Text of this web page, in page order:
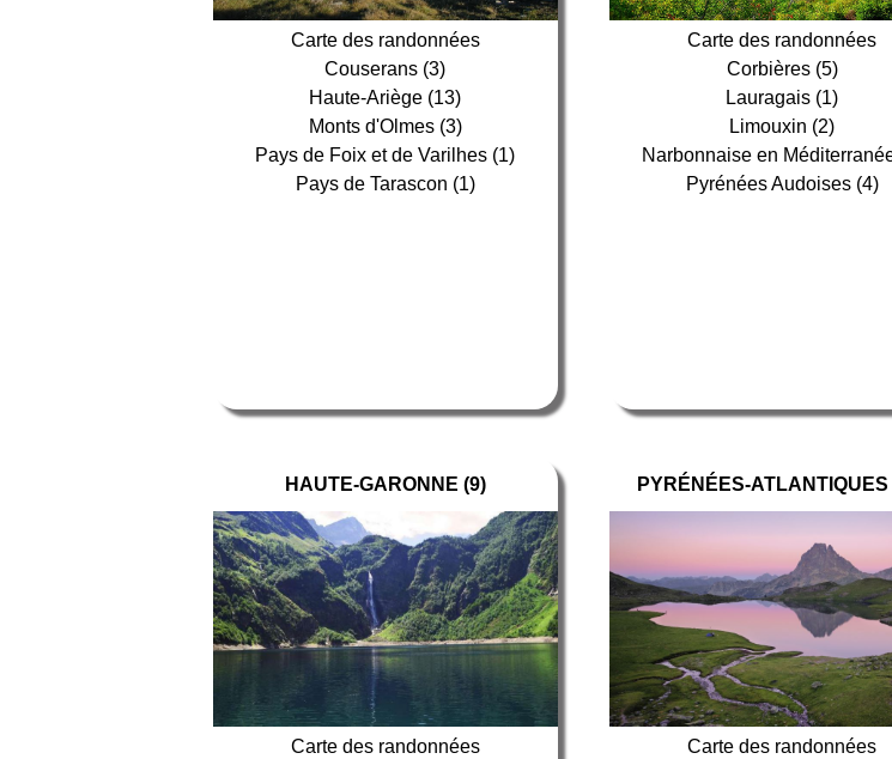
Carte des randonnées
Couserans (3)
Haute-Ariège (13)
Monts d'Olmes (3)
Pays de Foix et de Varilhes (1)
Pays de Tarascon (1)
Carte des randonnées
Corbières (5)
Lauragais (1)
Limouxin (2)
Narbonnaise en
Pyrénées Audoises (4)
HAUTE-GARONNE (9)
Carte des randonnées
PYRÉNÉES-ATLANTIQUES
Carte des randonnées